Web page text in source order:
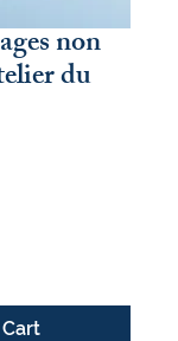
non
du